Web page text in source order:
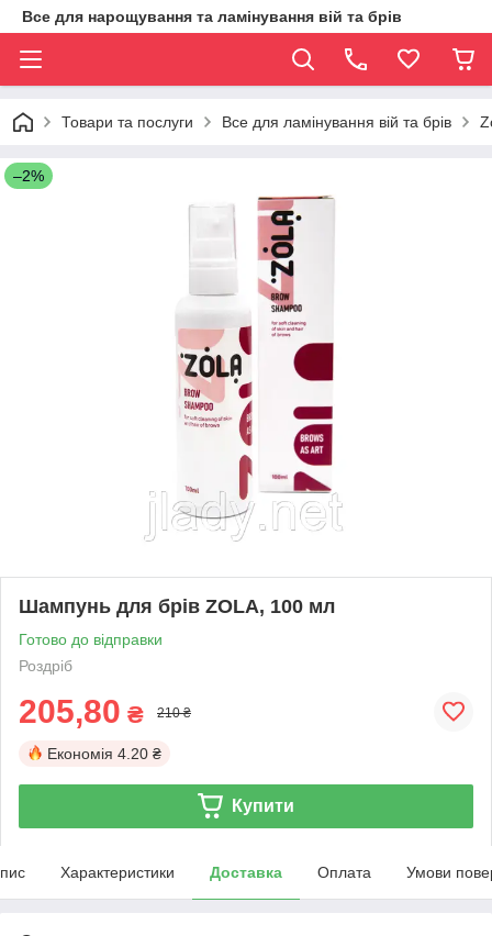
Все для нарощування та ламінування вій та брів
Товари та послуги Все для ламінування вій та брів
–2%
Шампунь для брів ZOLA, 100 мл
Готово до відправки
Роздріб
205,80 ₴ 210 ₴
Економія 4.20 ₴
Купити
Характеристики Доставка Оплата Умови